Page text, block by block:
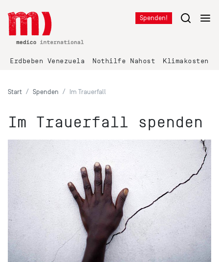
Spenden!
Erdbeben Venezuela Nothilfe Nahost Klimakosten
Start Spenden Im Trauerfall
Im Trauerfall spenden